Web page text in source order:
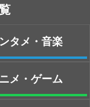
タメ・音楽
メ・ゲーム